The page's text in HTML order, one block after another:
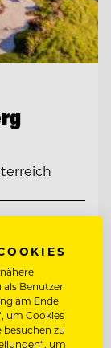
Benutzer
am Ende
um Cookies
besuchen zu
um